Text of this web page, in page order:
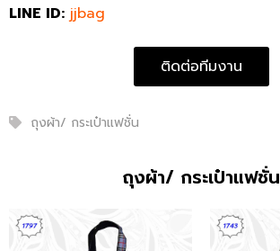
LINE ID: jjbag
ติดต่อทีมงาน
ถุงผ้า/ กระเป๋าแฟชั่น
ถุงผ้า/ กระเป๋าแฟชั่น